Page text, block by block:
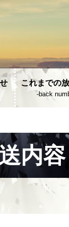
これまでの
-back
内容